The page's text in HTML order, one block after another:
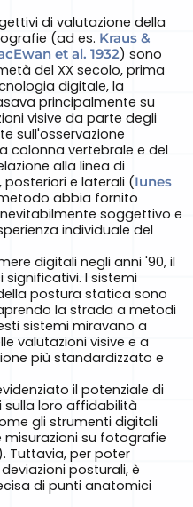
di valutazione della
(ad es. Kraus &
et al. 1932) sono
del XX secolo, prima
digitale, la
principalmente su
visive da parte degli
sull'osservazione
colonna vertebrale e del
alla linea di
posteriori e laterali (Iunes
abbia fornito
soggettivo e
individuale del
digitali negli anni '90, il
I sistemi
postura statica sono
la strada a metodi
sistemi miravano a
valutazioni visive e a
più standardizzato e
il potenziale di
loro affidabilità
gli strumenti digitali
su fotografie
Tuttavia, per poter
posturali, è
di punti anatomici